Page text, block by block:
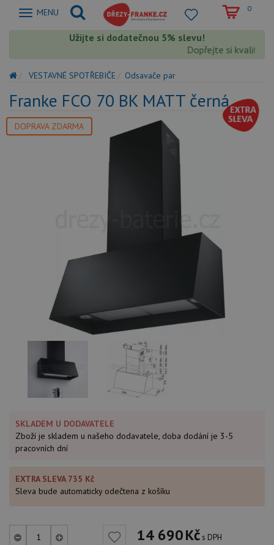
Zobrazit
MENU 0
Užijte si dodatečnou 5% slevu!
Dopřejte si kvalitu
VESTAVNÉ SPOTŘEBIČE Odsavače par
Franke FCO 70 BK MATT černá
DOPRAVA ZDARMA
SKLADEM U DODAVATELE
Zboží je skladem u našeho dodavatele, doba dodání je 3-5
pracovních dní
EXTRA SLEVA 735 Kč
Sleva bude automaticky odečtena z košíku
14 690Kč s DPH